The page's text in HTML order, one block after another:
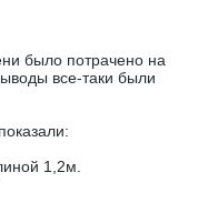
было потрачено на
все-таки были
1,2м.